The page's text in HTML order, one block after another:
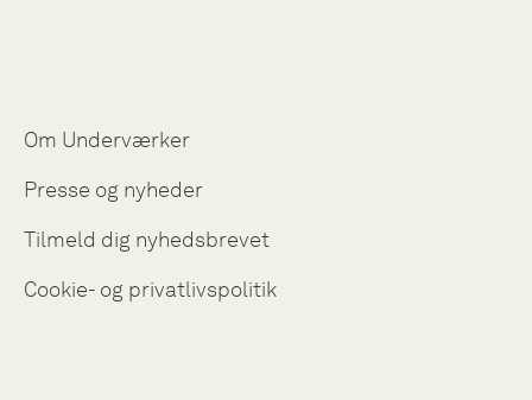
Om Underværker
Presse og nyheder
Tilmeld dig nyhedsbrevet
Cookie- og privatlivspolitik